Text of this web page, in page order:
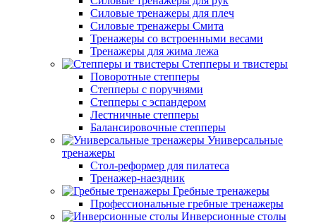
Силовые тренажеры для плеч
Силовые тренажеры Смита
Тренажеры со встроенными весами
Тренажеры для жима лежа
Степперы и твистеры
Поворотные степперы
Степперы с поручнями
Степперы с эспандером
Лестничные степперы
Балансировочные степперы
Универсальные
тренажеры
Стол-реформер для пилатеса
Тренажер-наездник
Гребные тренажеры
Профессиональные гребные тренажеры
Инверсионные столы